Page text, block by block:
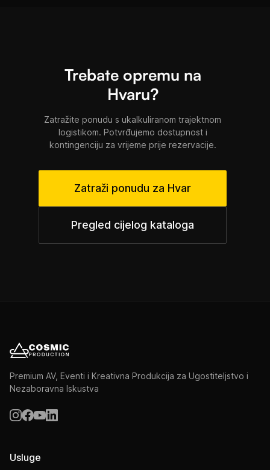
Trebate opremu na
Hvaru?
Zatražite ponudu s ukalkuliranom trajektnom
logistikom. Potvrđujemo dostupnost i
kontingenciju za vrijeme prije rezervacije.
Zatraži ponudu za Hvar
Pregled cijelog kataloga
Premium AV, Eventi i Kreativna Produkcija za Ugostiteljstvo i
Nezaboravna Iskustva
Usluge